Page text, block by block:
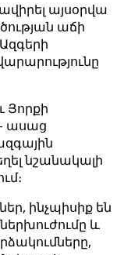
այսօրվա
աճի
Յորքի
ասաց
նշանակալի
ինչպիսիք են
և